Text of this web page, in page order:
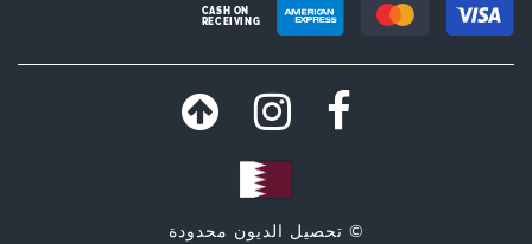
CASH ON
RECEIVING
© تحصيل الديون محدودة